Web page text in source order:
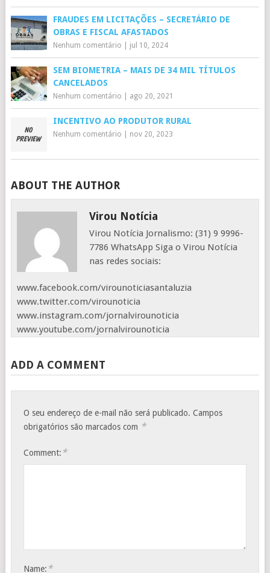
FRAUDES EM LICITAÇÕES – SECRETÁRIO DE
OBRAS E FISCAL AFASTADOS
Nenhum comentário jul 10, 2024
SEM BIOMETRIA – MAIS DE 34 MIL TÍTULOS
CANCELADOS
Nenhum comentário ago 20, 2021
INCENTIVO AO PRODUTOR RURAL
Nenhum comentário nov 20, 2023
ABOUT THE AUTHOR
Virou Notícia
Virou Notícia Jornalismo: (31) 9 9996-
7786 WhatsApp Siga o Virou Notícia
nas redes sociais:
www.facebook.com/virounoticiasantaluzia
www.twitter.com/virounoticia
www.instagram.com/jornalvirounoticia
www.youtube.com/jornalvirounoticia
ADD A COMMENT
O seu endereço de e-mail não será publicado. Campos
obrigatórios são marcados com *
Comment: *
Name: *